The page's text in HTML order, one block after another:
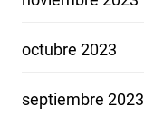
octubre 2023
septiembre 2023